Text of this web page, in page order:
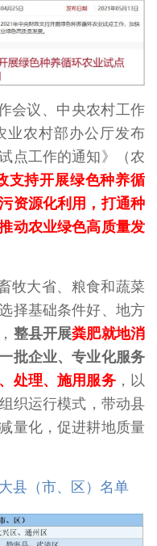
会议、中央农村工作
业农村部办公厅发布
点工作的通知》（农
支持开展绿色种养循
资源化利用，打通种
动农业绿色高质量发
牧大省、粮食和蔬菜
择基础条件好、地方
整县开展粪肥就地消
批企业、专业化服务
处理、施用服务，以
织运行模式，带动县
量化，促进耕地质量
县（市、区）名单